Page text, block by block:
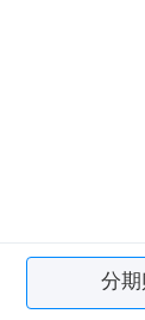
分